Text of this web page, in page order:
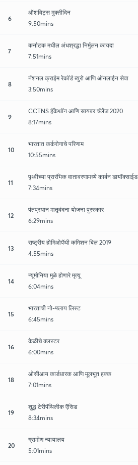
6
ऑशविट्स मुक्तीदिन
9:50mins
7
कर्नाटक मधील अंधश्रद्धा निर्मुलन कायदा
7:51mins
8
नॅशनल क्राईम रेकॉर्ड ब्युरो आणि ऑनलाईन सेवा
3:50mins
9
CCTNS हॅकेथॉन आणि सायबर चॅलेंज 2020
8:17mins
10
भारतात कर्करोगाचे परिणाम
10:55mins
11
पृथ्वीच्या प्रारंभिक वातावरणामध्ये कार्बन डायॉक्साईड
7:34mins
12
पंतप्रधान मातृवंदना योजना पुरस्कार
6:29mins
13
राष्ट्रीय होमिओपॅथी कमिशन बिल 2019
4:55mins
14
न्यूमोनिया मुळे होणारे मृत्यू
6:04mins
15
भारताची नो-फ्लाय लिस्ट
6:45mins
16
केळीचे क्लस्टर
6:00mins
18
ओसीआय कार्डधारक आणि मूलभूत हक्क
7:01mins
19
शुद्ध टेरीपॅथिलीक ऍसिड
8:34mins
20
ग्रामीण न्यायालय
5:01mins